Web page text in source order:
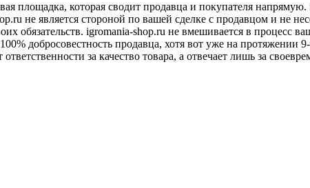
площадка, которая сводит продавца и покупателя
не является стороной по вашей сделке с продавцом и не
обязательств. igromania-shop.ru не вмешивается в процесс
добросовестность продавца, хотя вот уже на
за качество товара, а отвечает лишь за